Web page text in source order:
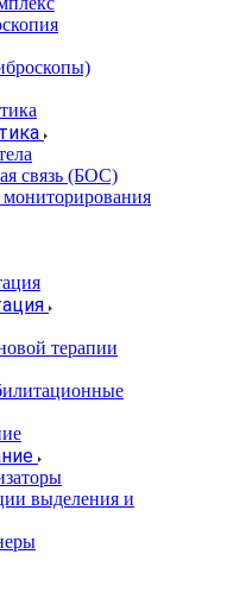
связь (БОС)
терапии
выделения и